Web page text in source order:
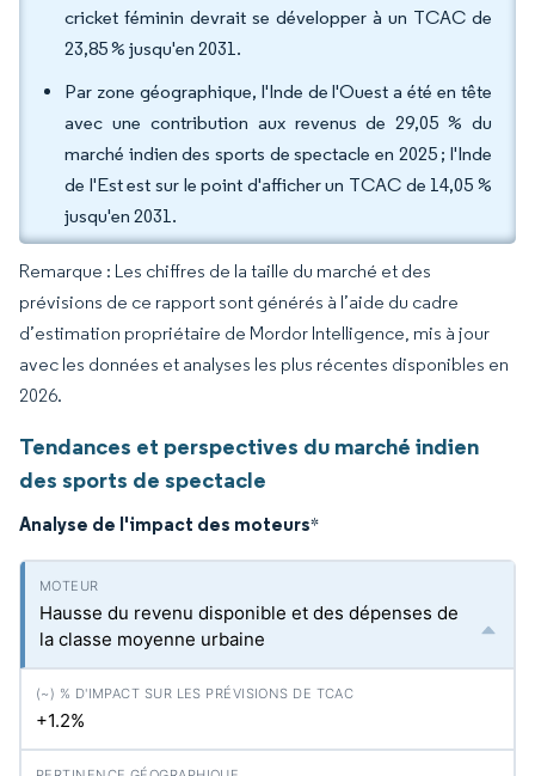
cricket féminin devrait se développer à un TCAC de
23,85 % jusqu'en 2031.
Par zone géographique, l'Inde de l'Ouest a été en tête
avec une contribution aux revenus de 29,05 % du
marché indien des sports de spectacle en 2025 ; l'Inde
de l'Est est sur le point d'afficher un TCAC de 14,05 %
jusqu'en 2031.
Remarque : Les chiffres de la taille du marché et des
prévisions de ce rapport sont générés à l’aide du cadre
d’estimation propriétaire de Mordor Intelligence, mis à jour
avec les données et analyses les plus récentes disponibles en
2026.
Tendances et perspectives du marché indien
des sports de spectacle
Analyse de l'impact des moteurs*
Hausse du revenu disponible et des dépenses de
la classe moyenne urbaine
+1.2%